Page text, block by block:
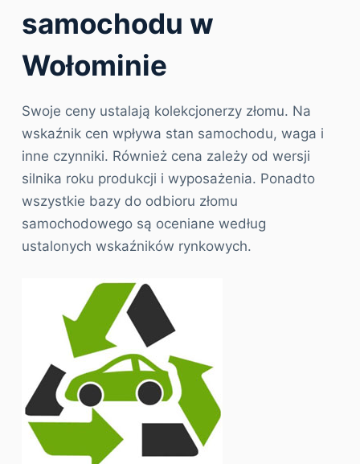
samochodu w
Wołominie
Swoje ceny ustalają kolekcjonerzy złomu. Na
wskaźnik cen wpływa stan samochodu, waga i
inne czynniki. Również cena zależy od wersji
silnika roku produkcji i wyposażenia. Ponadto
wszystkie bazy do odbioru złomu
samochodowego są oceniane według
ustalonych wskaźników rynkowych.